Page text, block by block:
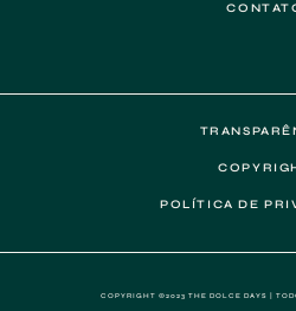
POLÍTICA DE
COPYRIGHT ©2023 THE DOLCE DAYS |